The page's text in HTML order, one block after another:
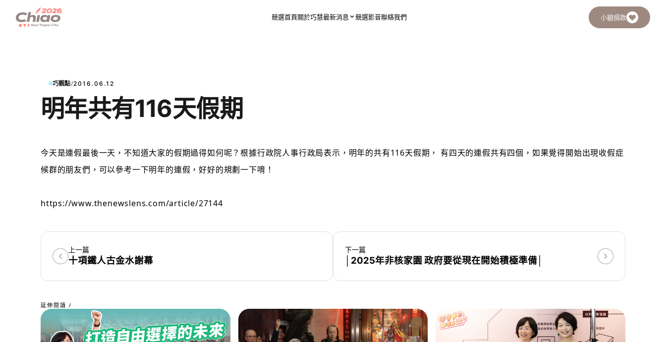
競選首頁關於巧慧最新消息 競選影音聯絡我們 小額捐款
巧觀點/2016.06.12
明年共有116天假期
今天是連假最後一天，不知道大家的假期過得如何呢？根據行政院人事行政局表示，明年的共有116天假期， 有四天的連假共有四個，如果覺得開始出現收假症
候群的朋友們，可以參考一下明年的連假，好好的規劃一下唷！
https://www.thenewslens.com/article/27144
上一篇
十項鐵人古金水謝幕
下一篇
│2025年非核家園 政府要從現在開始積極準備│
延伸閱讀 /